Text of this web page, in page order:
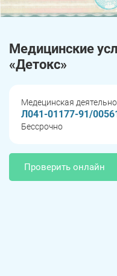
Медицинские
«Детокс»
Медецинская
Л041-01177-91/
Бессрочно
Проверить онлайн